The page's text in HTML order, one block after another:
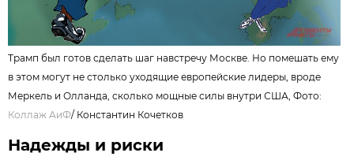
Трамп был готов сделать шаг навстречу Москве. Но помешать ему
в этом могут не столько уходящие европейские лидеры, вроде
Меркель и Олланда, сколько мощные силы внутри США, Фото:
Коллаж АиФ/ Константин Кочетков
Надежды и риски